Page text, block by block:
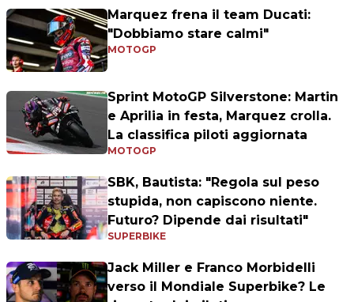
Marquez frena il team Ducati:
"Dobbiamo stare calmi"
MOTOGP
Sprint MotoGP Silverstone: Martin
e Aprilia in festa, Marquez crolla.
La classifica piloti aggiornata
MOTOGP
SBK, Bautista: "Regola sul peso
stupida, non capiscono niente.
Futuro? Dipende dai risultati"
SUPERBIKE
Jack Miller e Franco Morbidelli
verso il Mondiale Superbike? Le